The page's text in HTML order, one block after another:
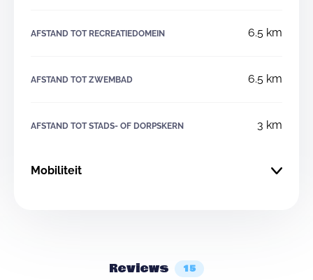
AFSTAND TOT RECREATIEDOMEIN 6.5 km
AFSTAND TOT ZWEMBAD 6.5 km
AFSTAND TOT STADS- OF DORPSKERN 3 km
Mobiliteit
Reviews 15